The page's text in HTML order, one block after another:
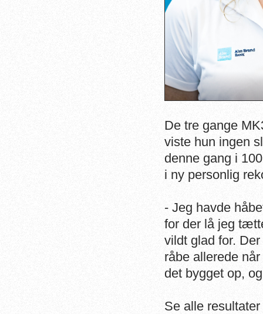
De tre gange
viste hun ingen
denne gang i
i ny personlig
- Jeg havde
for der lå jeg
vildt glad for.
råbe allerede
det bygget op,
Se alle resultater